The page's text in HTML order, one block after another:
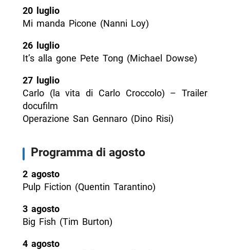
20 luglio
Mi manda Picone (Nanni Loy)
26 luglio
It’s alla gone Pete Tong (Michael Dowse)
27 luglio
Carlo (la vita di Carlo Croccolo) – Trailer
docufilm
Operazione San Gennaro (Dino Risi)
Programma di agosto
2 agosto
Pulp Fiction (Quentin Tarantino)
3 agosto
Big Fish (Tim Burton)
4 agosto